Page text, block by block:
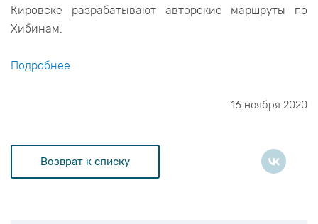
Кировске разрабатывают авторские маршруты по
Хибинам.
Подробнее
16 ноября 2020
Возврат к списку